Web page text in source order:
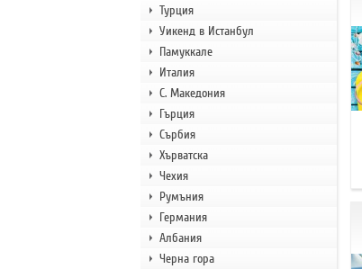
Турция
Уикенд в Истанбул
Памуккале
Италия
С. Македония
Гърция
Сърбия
Хърватска
Чехия
Румъния
Германия
Албания
Черна гора